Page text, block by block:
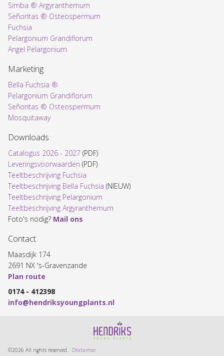
Simba ® Argyranthemum
Señoritas ® Osteospermum
Fuchsia
Pelargonium Grandiflorum
Angel Pelargonium
Marketing
Bella Fuchsia ®
Pelargonium Grandiflorum
Señoritas ® Osteospermum
Mosquitaway
Downloads
Catalogus 2026 - 2027 (PDF)
Leveringsvoorwaarden (PDF)
Teeltbeschrijving Fuchsia
Teeltbeschrijving Bella Fuchsia (NIEUW)
Teeltbeschrijving Pelargonium
Teeltbeschrijving Argyranthemum
Foto's nodig? Mail ons
Contact
Maasdijk 174
2691 NX 's-Gravenzande
Plan route
0174 - 412398
info@hendriksyoungplants.nl
©2026 All rights reserved. Disclaimer